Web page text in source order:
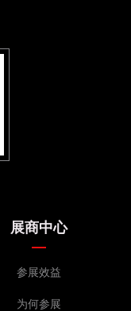
展商中心
参展效益
为何参展